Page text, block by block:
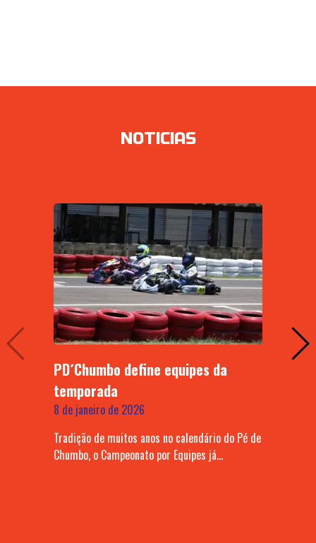
NOTICIAS
PD´Chumbo define equipes da
temporada
8 de janeiro de 2026
Tradição de muitos anos no calendário do Pé de
Chumbo, o Campeonato por Equipes já...